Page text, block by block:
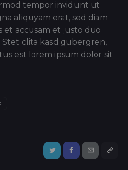
tempor invidunt ut
aliquyam erat, sed diam
et accusam et justo duo
Stet clita kasd gubergren,
est lorem ipsum dolor sit